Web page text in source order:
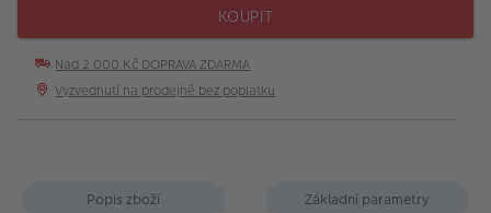
KOUPIT
Nad 2 000 Kč DOPRAVA ZDARMA
Vyzvednutí na prodejně bez poplatku
Popis zboží Základní parametry